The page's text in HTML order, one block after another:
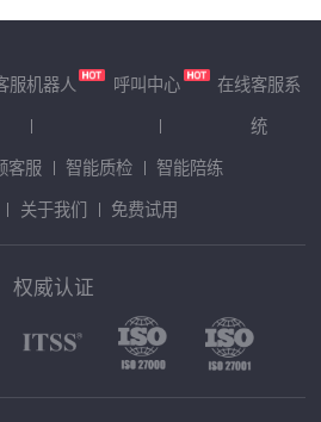
服机器人 呼叫中心
在线客服系
统
客服 智能质检
智能陪练
关于我们 免费试用
权威认证